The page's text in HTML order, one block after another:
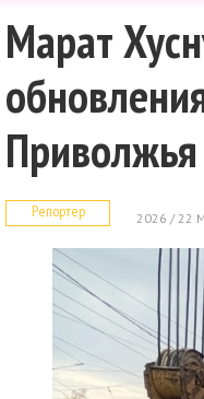
Марат
Приволжья
Репортер 2026 / 22